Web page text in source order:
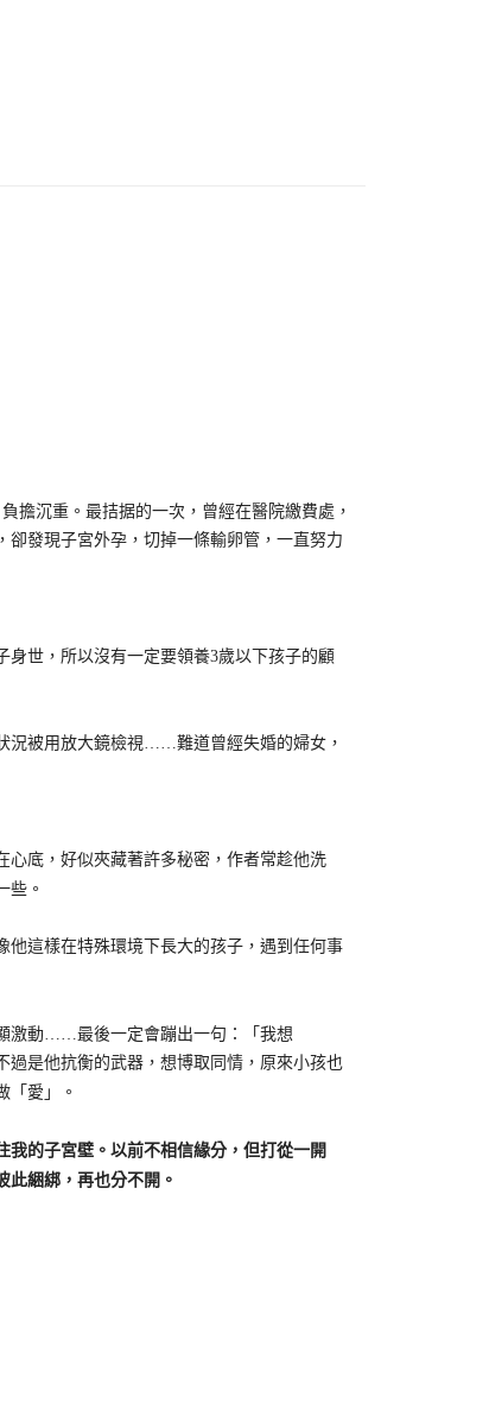
沉重。最拮据的一次，曾經在醫院繳費處，
發現子宮外孕，切掉一條輸卵管，一直努力
世，所以沒有一定要領養3歲以下孩子的顧
被用放大鏡檢視……難道曾經失婚的婦女，
底，好似夾藏著許多秘密，作者常趁他洗
些。
這樣在特殊環境下長大的孩子，遇到任何事
激動……最後一定會蹦出一句：「我想
過是他抗衡的武器，想博取同情，原來小孩也
「愛」。
的子宮壁。以前不相信緣分，但打從一開
此綑綁，再也分不開。